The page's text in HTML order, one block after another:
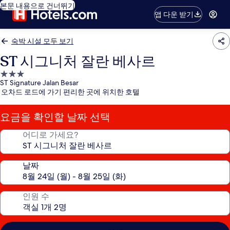
본문 내용으로 건너뛰기
앱 다운 받기
숙박 시설 모두 보기
ST 시그니처 잘란 베사르
3.0
성
급
숙
박
시
ST Signature Jalan Besar
오차드 로드에 가기 편리한 곳에 위치한 호텔
요금을 확인할 날짜 선택
어디로 가세요?
날짜
인원 수